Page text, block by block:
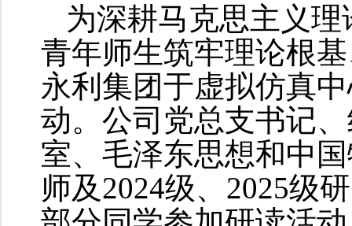
为深耕马克思主义
青年师生筑牢理论根
永利集团于虚拟仿真
动。公司党总支书记
室、毛泽东思想和中
师及2024级、2025级